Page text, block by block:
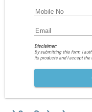
Disclaimer:
By submitting this form I
its products and I accept the